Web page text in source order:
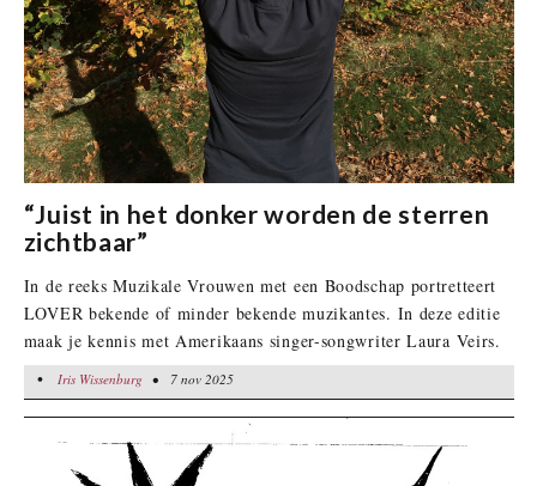
“Juist in het donker worden de sterren
zichtbaar”
In de reeks Muzikale Vrouwen met een Boodschap portretteert
LOVER bekende of minder bekende muzikantes. In deze editie
maak je kennis met Amerikaans singer-songwriter Laura Veirs.
Iris Wissenburg• 7 nov 2025
•Iris Wissenburg • 7 nov 2025